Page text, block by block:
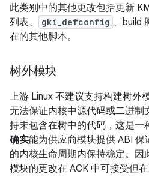
此类别中的其他更改包括更新
列表、
gki_defconfig 、build
在的其他脚本。
树外模块
上游 Linux 不建议支持构建树外
无法保证内核中源代码或二进制
持未包含在树中的代码，这是一
确实能为供应商模块提供 ABI
的内核生命周期内保持稳定。
模块的更改在 ACK 中可接受但在